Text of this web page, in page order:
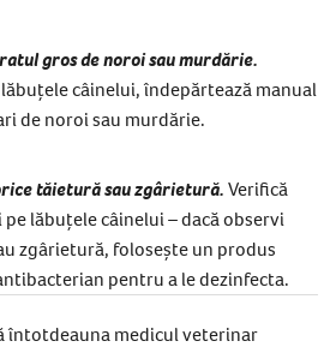
gros de noroi sau murdărie.
câinelui, îndepărtează manual
de noroi sau murdărie.
tăietură sau zgârietură. Verifică
pe lăbuțele câinelui – dacă observi
zgârietură, folosește un produs
pentru a le dezinfecta.
întotdeauna medicul veterinar